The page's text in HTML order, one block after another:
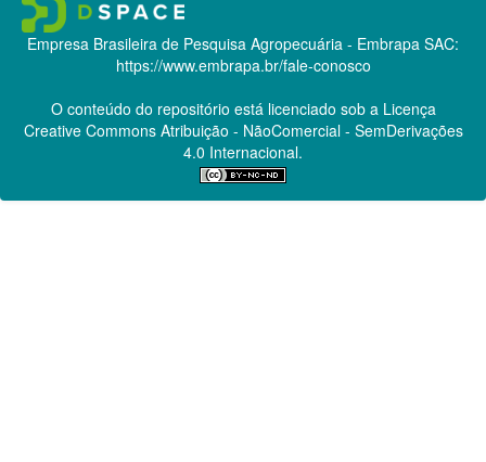
Empresa Brasileira de Pesquisa Agropecuária - Embrapa SAC:
https://www.embrapa.br/fale-conosco
O conteúdo do repositório está licenciado sob a Licença
Creative CommonsAtribuição - NãoComercial - SemDerivações
4.0 Internacional.